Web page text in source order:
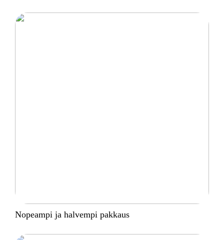
Nopeampi ja halvempi pakkaus